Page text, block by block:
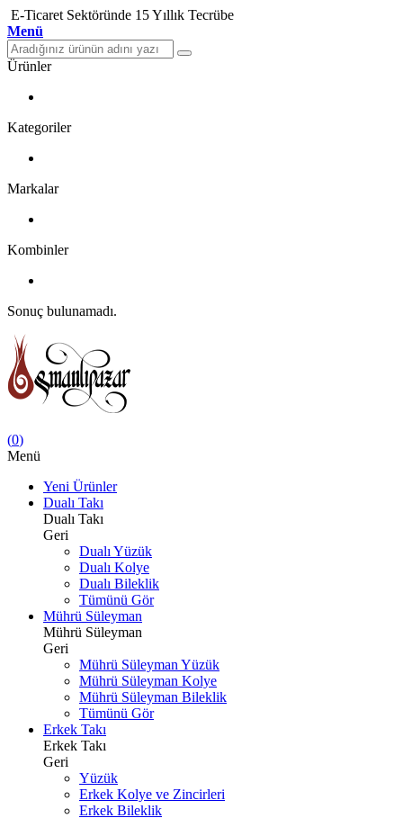
E-Ticaret Sektöründe 15 Yıllık Tecrübe
Menü
Ürünler
Kategoriler
Markalar
Kombinler
Sonuç bulunamadı.
(0)
Menü
Yeni Ürünler
Dualı Takı
Dualı Takı
Geri
Dualı Yüzük
Dualı Kolye
Dualı Bileklik
Tümünü Gör
Mührü Süleyman
Mührü Süleyman
Geri
Mührü Süleyman Yüzük
Mührü Süleyman Kolye
Mührü Süleyman Bileklik
Tümünü Gör
Erkek Takı
Erkek Takı
Geri
Yüzük
Erkek Kolye ve Zincirleri
Erkek Bileklik